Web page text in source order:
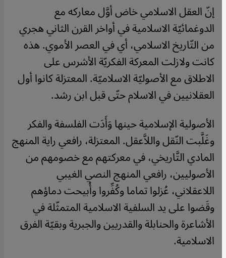
إنّ العقل الاسلامي خاض أوَّل معاركه مع
الدوغمائيّة الاسلامية في أواخر القرن الثاني هجري
من التّاريخ الاسلامي، أي في العصر الأموي. هذه
كانت ولازلت المعركة الفكريّة الأشرس على
الاطلاق مع الأصوليّة الاسلاميّة. المعتزلة كانوا أول
العقلانيين في الاسلام حتّى قبل ابن رشد.
الأصولية الإسلامية حينها وَأَدَت الفلسفة والفكر
وغَلَّبت النّقل واللاَّعقل. المعتزلة، رافعي راية المنهج
المادي التَّاريخي، في معركتهم مع خصومهم من
الأصوليين، رافعي المنهج النصي الغيبي
اللاعقلاني، عُزلوا تماما وكُفِّروا وأُبيحت دماؤهم
وقَضوا على يد السلفية الاسلامية المتمثّلة في
الأشاعرة والحنابلة والقدريين والجبرية وبقيّة الفرق
الاسلامية.